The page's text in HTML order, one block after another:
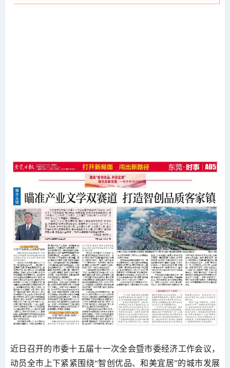
近日召开的市委十五届十一次全会暨市委经济工作会议，
动员全市上下紧紧围绕“智创优品、和美宜居”的城市发展